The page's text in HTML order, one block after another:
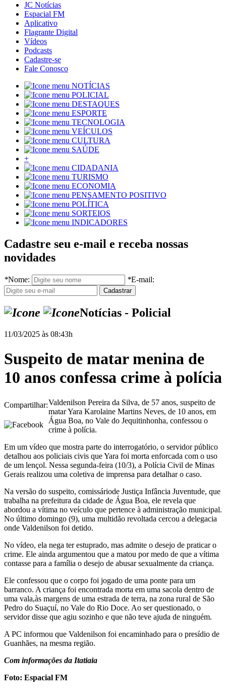
JC Notícias
Espacial FM
Aplicativo
Flagrante Digital
Vídeos
Podcasts
Cadastre-se
Fale Conosco
NOTÍCIAS
POLICIAL
DESTAQUES
ESPORTE
TECNOLOGIA
VEÍCULOS
CULTURA
SAÚDE
+
CIDADANIA
TURISMO
ECONOMIA
PENSAMENTO POSITIVO
POLÍTICA
SORTEIOS
INDICADORES
Cadastre seu e-mail e receba nossas
novidades
*Nome: *E-mail:
Notícias - Policial
11/03/2025 às 08:43h
Suspeito de matar menina de
10 anos confessa crime à polícia
Compartilhar:Valdenilson Pereira da Silva, de 57 anos, suspeito de
matar Yara Karolaine Martins Neves, de 10 anos, em
Água Boa, no Vale do Jequitinhonha, confessou o
crime à polícia.
Em um vídeo que mostra parte do interrogatório, o servidor público
detalhou aos policiais civis que Yara foi morta enforcada com o uso
de um lençol. Nessa segunda-feira (10/3), a Polícia Civil de Minas
Gerais realizou uma coletiva de imprensa para detalhar o caso.
Na versão do suspeito, comissáriode Justiça Infância Juventude, que
trabalha na prefeitura da cidade de Água Boa, ele revela que
abordou a vítima no veículo que pertence à administração municipal.
No último domingo (9), uma multidão revoltada cercou a delegacia
onde Valdenilson foi detido.
No vídeo, ela nega ter estuprado, mas admite o desejo de praticar o
crime. Ele ainda argumentou que a matou por medo de que a vítima
contasse para a família o desejo de abusar sexualmente da criança.
Ele confessou que o corpo foi jogado de uma ponte para um
barranco. A criança foi encontrada morta em uma sacola dentro de
uma vala,às margens de uma estrada de terra, na zona rural de São
Pedro do Suaçuí, no Vale do Rio Doce. Ao ser questionado, o
servidor disse que agiu sozinho e que não teve ajuda de ninguém.
A PC informou que Valdenilson foi encaminhado para o presídio de
Guanhães, na mesma região.
Com informações da Itatiaia
Foto: Espacial FM